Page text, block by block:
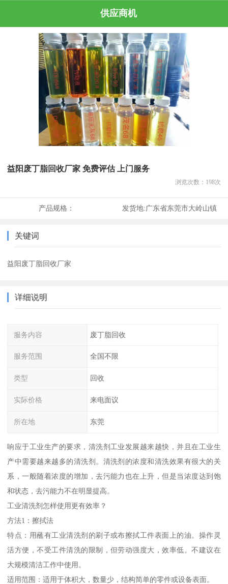
供应商机
益阳废丁脂回收厂家 免费评估 上门服务
浏览次数： 198次
产品规格： 发货地:广东省东莞市大岭山镇
关键词
益阳废丁脂回收厂家
详细说明
服务内容 废丁脂回收
服务范围 全国不限
类型 回收
实际价格 来电面议
所在地 东莞
响应于工业生产的要求，清洗剂工业发展越来越快，并且在工业生
产中需要越来越多的清洗剂。清洗剂的浓度和清洗效果有很大的关
系，一般随着浓度的增加，去污能力也在上升，但是当浓度达到饱
和状态，去污能力不在明显提高。
工业清洗剂怎样使用更有效率？
方法1：擦拭法
特点：用蘸有工业清洗剂的刷子或布擦拭工件表面上的油。操作灵
活方便，不受工件清洗的限制，但劳动强度大，效率低。不建议在
大规模清洁工作中使用。
适用范围：适用于体积大，数量少，结构简单的零件或设备表面。